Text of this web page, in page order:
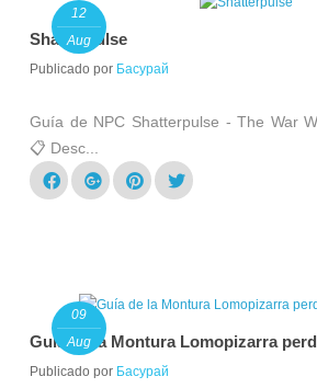
12
Aug
Shatterpulse
Publicado por Басурай
Guía de NPC Shatterpulse - The War
📋 Desc...
09
Aug
Guía de la Montura Lomopizarra
Publicado por Басурай